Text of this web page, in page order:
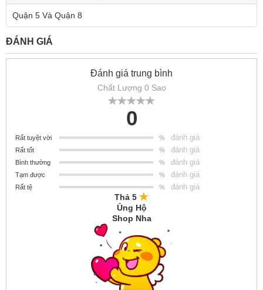
Quận 5 Và Quận 8
ĐÁNH GIÁ
Đánh giá trung bình
Chất Lượng 0 Sao
0
Rất tuyệt vời % đánh giá
Rất tốt % đánh giá
Bình thường % đánh giá
Tạm được % đánh giá
Rất tệ % đánh giá
Thả 5
Ủng Hộ
Shop Nha